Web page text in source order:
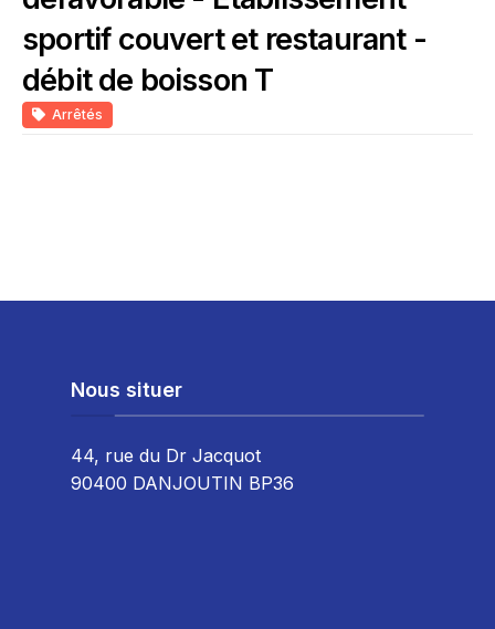
sportif couvert et restaurant -
débit de boisson T
Arrêtés
Nous situer
44, rue du Dr Jacquot
90400 DANJOUTIN BP36